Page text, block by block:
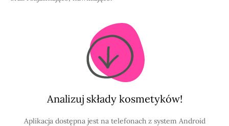
Analizuj składy kosmetyków!
Aplikacja dostępna jest na telefonach z system Android